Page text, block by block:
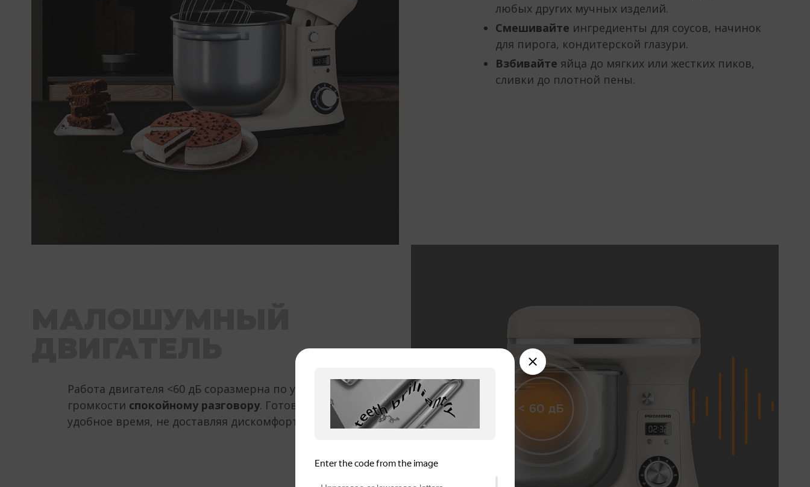
любых других мучных изделий.
Смешивайте ингредиенты для соусов, начинок
для пирога, кондитерской глазури.
Взбивайте яйца до мягких или жестких пиков,
сливки до плотной пены.
Работа двигателя <60 дБ соразмерна по уровню
громкости спокойному разговору. Готовьте в любое
удобное время, не доставляя дискомфорт близким.